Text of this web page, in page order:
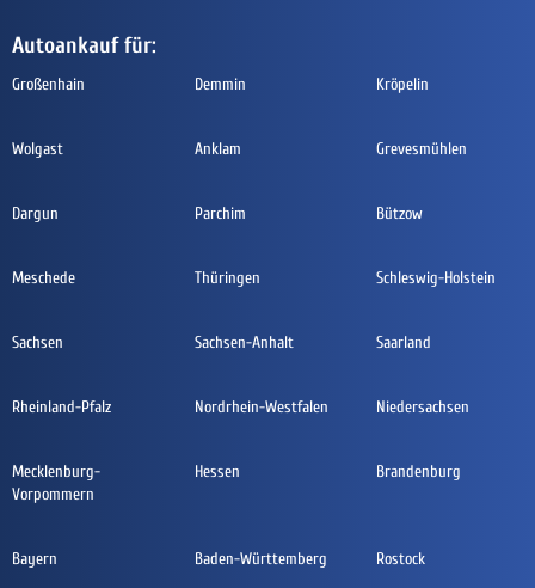
Autoankauf für:
Großenhain Demmin Kröpelin
Wolgast Anklam Grevesmühlen
Dargun Parchim Bützow
Meschede Thüringen Schleswig-Holstein
Sachsen Sachsen-Anhalt Saarland
Rheinland-Pfalz Nordrhein-Westfalen Niedersachsen
Mecklenburg-
Vorpommern
Hessen Brandenburg
Bayern Baden-Württemberg Rostock